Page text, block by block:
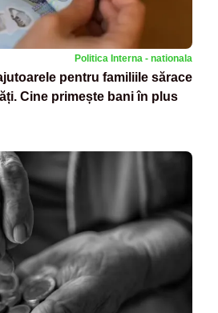
Politica Interna - nationala
pentru familiile sărace
Cine primește bani în plus